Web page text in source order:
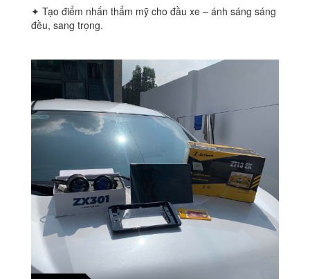
✦ Tạo điểm nhấn thẩm mỹ cho đầu xe – ánh sáng sáng
đều, sang trọng.